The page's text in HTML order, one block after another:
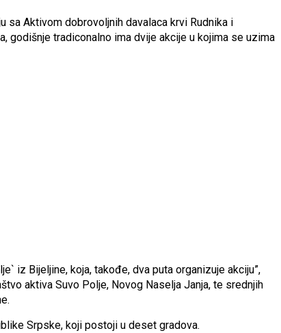
sa Aktivom dobrovoljnih davalaca krvi Rudnika i
godišnje tradiconalno ima dvije akcije u kojima se uzima
iz Bijeljine, koja, takođe, dva puta organizuje akciju”,
aktiva Suvo Polje, Novog Naselja Janja, te srednjih
Srpske, koji postoji u deset gradova.